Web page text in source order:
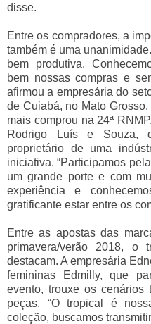
disse.
Entre os compradores, a
também é uma
bem produtiva.
bem nossas compras e
afirmou a empresária do
de Cuiabá, no Mato
mais comprou na 24ª
Rodrigo Luís e Souza,
proprietário de uma
iniciativa. “Participamos
um grande porte e com
experiência e
gratificante estar entre os
Entre as apostas das
primavera/verão 2018, o
destacam. A empresária
femininas Edmilly, que
evento, trouxe os cenários
peças. “O tropical é
coleção, buscamos